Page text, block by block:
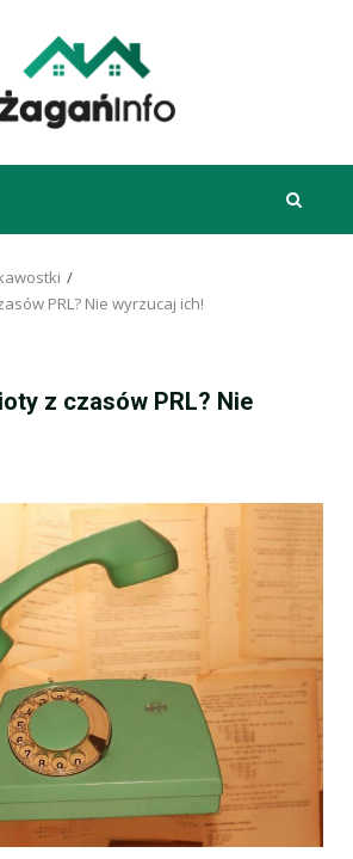
PRL? Nie wyrzucaj ich!
z czasów PRL? Nie